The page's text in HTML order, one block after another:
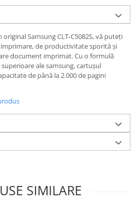
Samsung CLT-C5082S, vă puteți
de productivitate sporită și
document imprimat. Cu o formulă
ale samsung, cartușul
de până la 2.000 de pagini
SIMILARE